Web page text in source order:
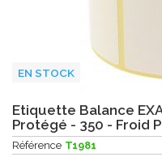
EN STOCK
Etiquette Balance
Protégé - 350 - Froid
Référence T1981